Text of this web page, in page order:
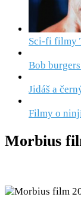
Sci-fi filmy
Bob
Jidáš a
Filmy o
Morbius